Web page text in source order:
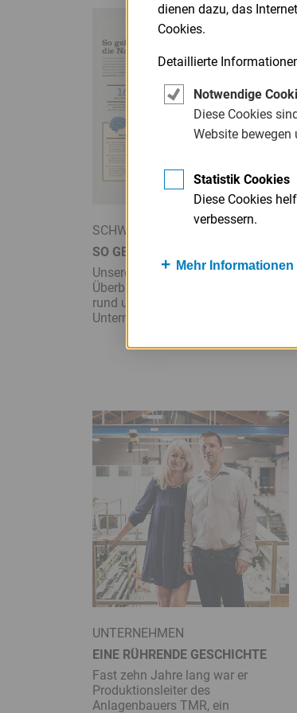
SCHWERPUNKT-THEMA
SO GELINGT DIE NACHFOLGE
Unsere Infografik gibt Ihnen einen
Überblick der Förder­möglichkeiten
rund um das Thema
Unternehmens­nachfolge.
UNTERNEHMEN
EINE RÜHRENDE GESCHICHTE
Fast zehn Jahre lang war er
Produktionsleiter des
Anlagenbauers TMR, ein
dienen dazu, das
Cookies.
Detaillierte
Notwendige
Diese Cookies
Website
Statistik Cookies
Diese Cookies
verbessern.
Mehr Informationen